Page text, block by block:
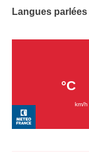
Langues parlées